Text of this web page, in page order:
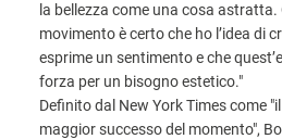
la bellezza come una cosa astratta.
movimento è certo che ho l’idea di
esprime un sentimento e che
forza per un bisogno estetico."
Definito dal New York Times come
maggior successo del momento",